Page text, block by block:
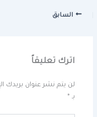
السابق
اترك تعليقاً
لن يتم نشر عنوان بريدك
بـ*